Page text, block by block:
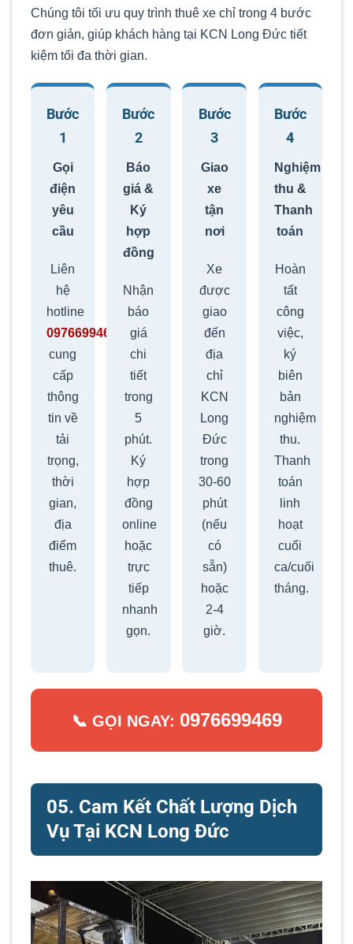
Chúng tôi tối ưu quy trình thuê xe chỉ trong 4 bước
đơn giản, giúp khách hàng tại KCN Long Đức tiết
kiệm tối đa thời gian.
Bước
1
Gọi
điện
yêu
cầu
Liên
hệ
hotline
0976699469
cung
cấp
thông
tin về
tải
trọng,
thời
gian,
địa
điểm
thuê.
Bước
2
Báo
giá &
Ký
hợp
đồng
Nhận
báo
giá
chi
tiết
trong
5
phút.
Ký
hợp
đồng
online
hoặc
trực
tiếp
nhanh
gọn.
Bước
3
Giao
xe
tận
nơi
Xe
được
giao
đến
địa
chỉ
KCN
Long
Đức
trong
30-60
phút
(nếu
có
sẵn)
hoặc
2-4
giờ.
Bước
4
Nghiệm
thu &
Thanh
toán
Hoàn
tất
công
việc,
ký
biên
bản
nghiệm
thu.
Thanh
toán
linh
hoạt
cuối
ca/cuối
tháng.
📞 GỌI NGAY: 0976699469
05. Cam Kết Chất Lượng Dịch
Vụ Tại KCN Long Đức